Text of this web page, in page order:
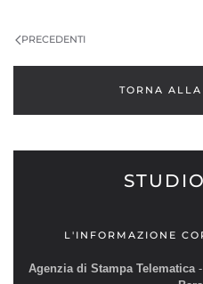
PRECEDENTI
TORNA
L'INFORMAZIONE
Agenzia di Stampa Telematica-